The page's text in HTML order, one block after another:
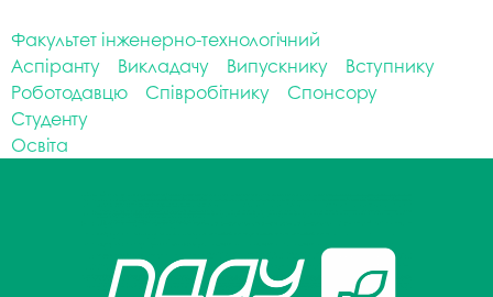
Факультет інженерно-технологічний
Аспіранту
Викладачу Випускнику
Вступнику
Роботодавцю
Співробітнику
Спонсору
Студенту
Освіта